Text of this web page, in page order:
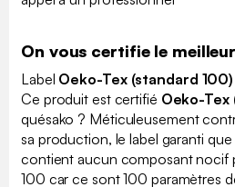
On vous certifie le meilleur
Label Oeko-Tex (standard 100)
Ce produit est certifié Oeko-Tex
quésako ? Méticuleusement
sa production, le label garanti
contient aucun composant nocif
100 car ce sont 100 paramètres